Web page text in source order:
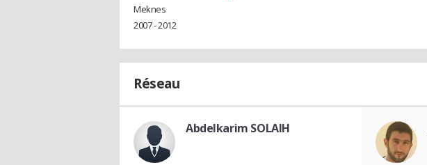
Meknes
2007 - 2012
Réseau
Abdelkarim SOLAIH